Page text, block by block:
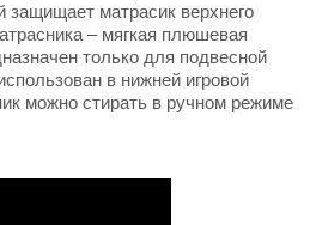
матрасик верхнего
– мягкая плюшевая
только для подвесной
в нижней игровой
можно стирать в ручном режиме